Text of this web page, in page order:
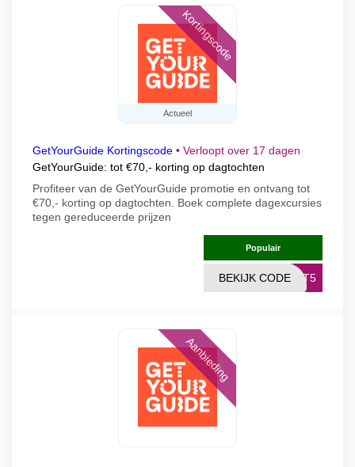
Actueel
Kortingscode
GetYourGuide Kortingscode • Verloopt over 17 dagen
GetYourGuide: tot €70,- korting op dagtochten
Profiteer van de GetYourGuide promotie en ontvang tot
€70,- korting op dagtochten. Boek complete dagexcursies
tegen gereduceerde prijzen
Populair
OST5
BEKIJK CODE
Aanbieding